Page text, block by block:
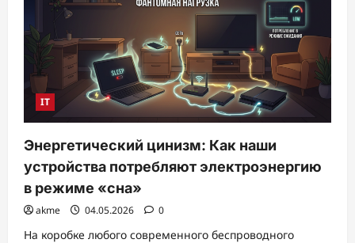
трекера
дней
до
2
месяцев
IT
Энергетический цинизм: Как наши
устройства потребляют электроэнергию
в режиме «сна»
akme 04.05.2026 0
На коробке любого современного беспроводного